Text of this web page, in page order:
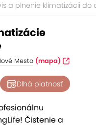
a plnenie klimatizácii do
Mesto (mapa)
Dlhá platnosť
Čistenie a